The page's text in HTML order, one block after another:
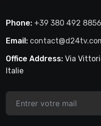
Phone: +39 380 492 8856
Email:
Office Address: Via
Italie